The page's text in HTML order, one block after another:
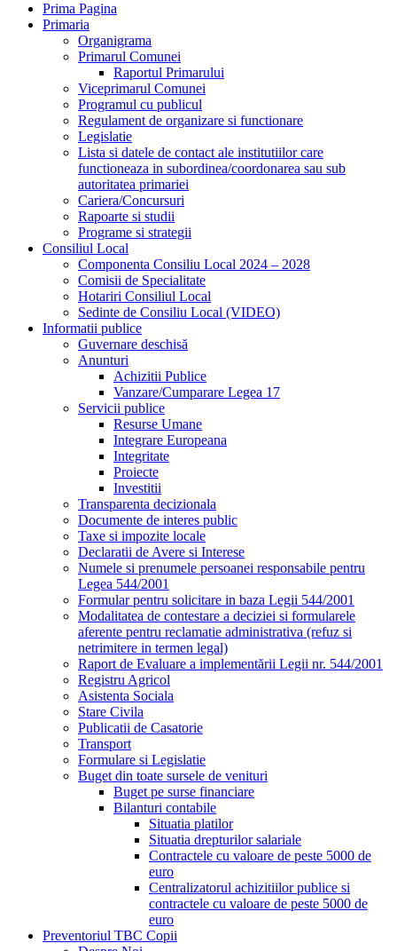
Prima Pagina
Primaria
Organigrama
Primarul Comunei
Raportul Primarului
Viceprimarul Comunei
Programul cu publicul
Regulament de organizare si functionare
Legislatie
Lista si datele de contact ale institutiilor care
functioneaza in subordinea/coordonarea sau sub
autoritatea primariei
Cariera/Concursuri
Rapoarte si studii
Programe si strategii
Consiliul Local
Componenta Consiliu Local 2024 – 2028
Comisii de Specialitate
Hotariri Consiliul Local
Sedinte de Consiliu Local (VIDEO)
Informatii publice
Guvernare deschisă
Anunturi
Achizitii Publice
Vanzare/Cumparare Legea 17
Servicii publice
Resurse Umane
Integrare Europeana
Integritate
Proiecte
Investitii
Transparenta decizionala
Documente de interes public
Taxe si impozite locale
Declaratii de Avere si Interese
Numele si prenumele persoanei responsabile pentru
Legea 544/2001
Formular pentru solicitare in baza Legii 544/2001
Modalitatea de contestare a deciziei si formularele
aferente pentru reclamatie administrativa (refuz si
netrimitere in termen legal)
Raport de Evaluare a implementării Legii nr. 544/2001
Registru Agricol
Asistenta Sociala
Stare Civila
Publicatii de Casatorie
Transport
Formulare si Legislatie
Buget din toate sursele de venituri
Buget pe surse financiare
Bilanturi contabile
Situatia platilor
Situatia drepturilor salariale
Contractele cu valoare de peste 5000 de
euro
Centralizatorul achizitiilor publice si
contractele cu valoare de peste 5000 de
euro
Preventoriul TBC Copii